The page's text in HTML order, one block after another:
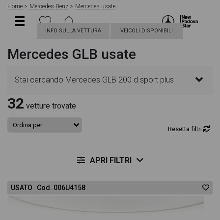
Home Mercedes-Benz Mercedes usate
INFO SULLA VETTURA VEICOLI DISPONIBILI
Mercedes GLB usate
Stai cercando Mercedes GLB 200 d sport plus
auto? In questa pagina troverai le migliori offerte
per acquistare un veicolo Mercedes usato. Le
32 vetture trovate
Resetta filtri
APRI FILTRI
USATO Cod. 006U4158